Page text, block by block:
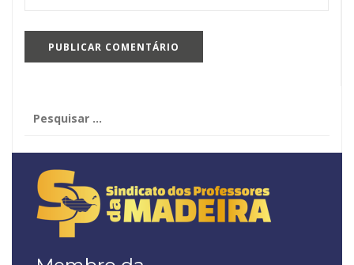
por: